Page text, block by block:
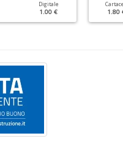
Digitale
1.00 € 1.80